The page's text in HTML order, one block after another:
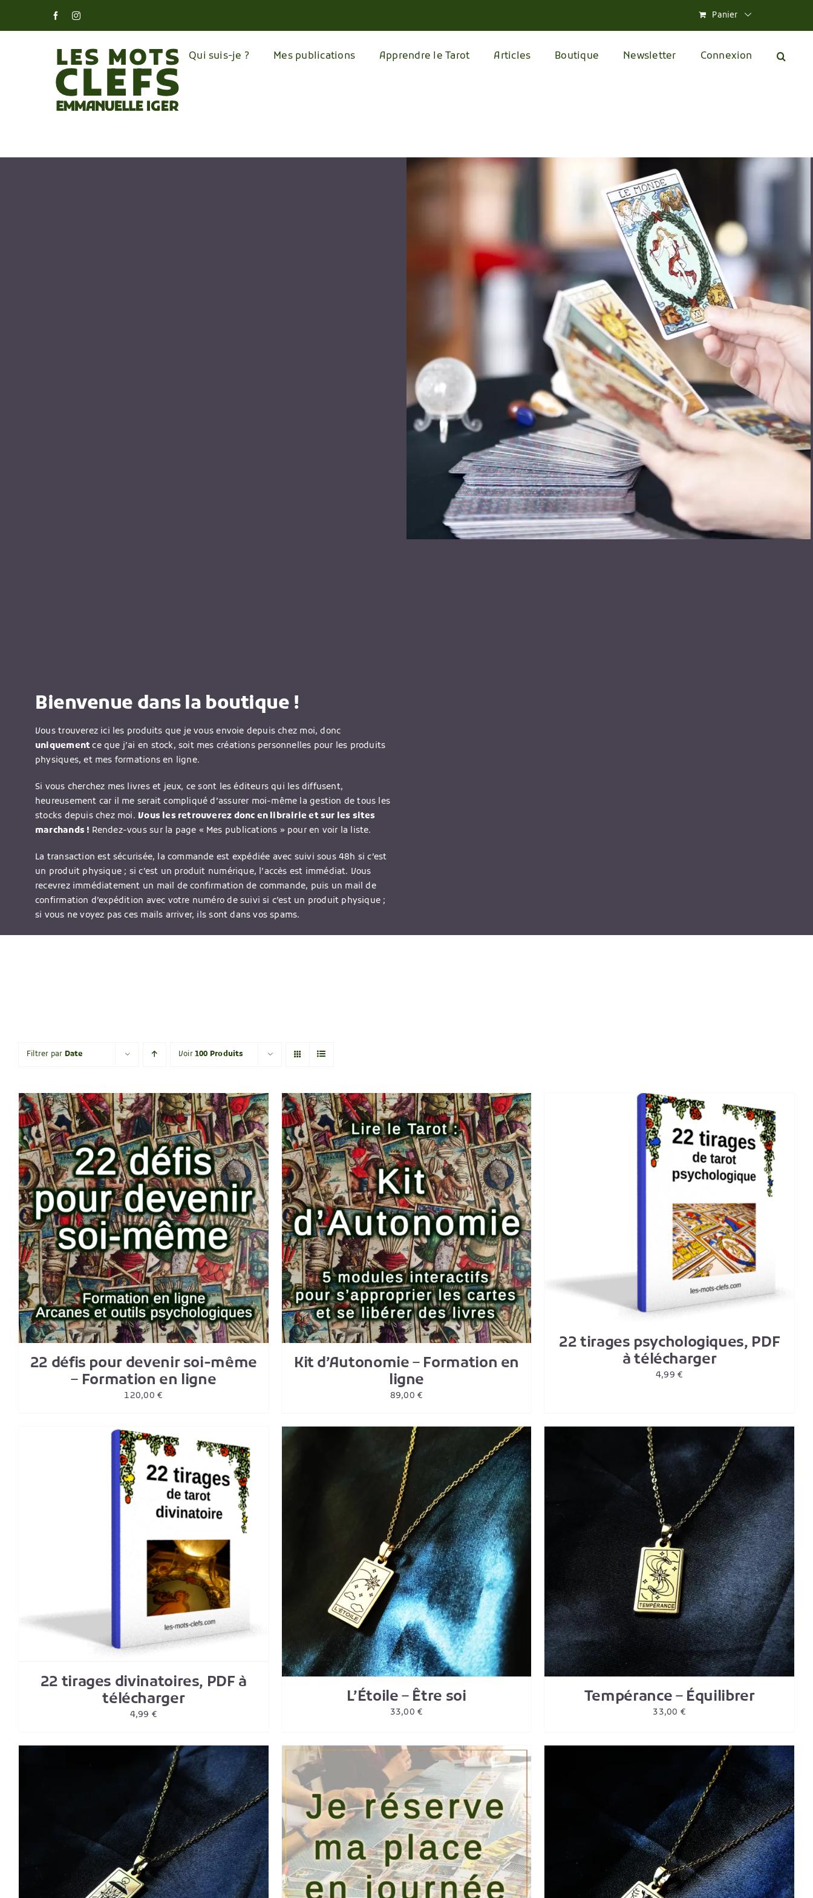
FacebookInstagram Panier
Qui suis-je ? Mes publications Apprendre le Tarot Articles Boutique Newsletter Connexion
Bienvenue dans la boutique !
Vous trouverez ici les produits que je vous envoie depuis chez moi, donc
uniquementce que j’ai en stock, soit mes créations personnelles pour les produits
physiques, et mes formations en ligne.
Si vous cherchez mes livres et jeux, ce sont les éditeurs qui les diffusent,
heureusement car il me serait compliqué d’assurer moi-même la gestion de tous les
stocks depuis chez moi. Vous les retrouverez donc en librairie et sur les sites
marchands ! Rendez-vous sur la page « Mes publications » pour en voir la liste.
La transaction est sécurisée, la commande est expédiée avec suivi sous 48h si c’est
un produit physique ; si c’est un produit numérique, l’accès est immédiat. Vous
recevrez immédiatement un mail de confirmation de commande, puis un mail de
confirmation d’expédition avec votre numéro de suivi si c’est un produit physique ;
si vous ne voyez pas ces mails arriver, ils sont dans vos spams.
Filtrer par Date Voir100 Produits
22 défis pour devenir soi-même
– Formation en ligne
120,00 €
AJOUTER AU PANIER / DETAILS
Kit d’Autonomie – Formation en
ligne
89,00 €
AJOUTER AU PANIER / DETAILS
22 tirages psychologiques, PDF
à télécharger
4,99€
22 tirages divinatoires, PDF à
télécharger
4,99 €
AJOUTER AU PANIER / DETAILS
L’Étoile – Être soi
33,00 €
AJOUTER AU PANIER / DETAILS
Tempérance – Équilibrer
33,00 €
CHOIX DES OPTIONS CE
PRODUIT
A
/ DETAILS AJOUTER AU PANIER / DETAILS